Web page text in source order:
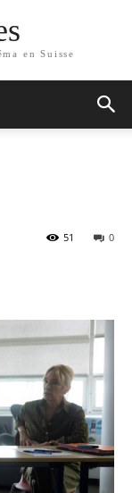
en Suisse
0
51